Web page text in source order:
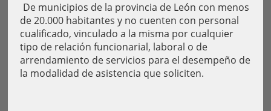
De municipios de la provincia de León con menos
de 20.000 habitantes y no cuenten con personal
cualificado, vinculado a la misma por cualquier
tipo de relación funcionarial, laboral o de
arrendamiento de servicios para el desempeño de
la modalidad de asistencia que soliciten.